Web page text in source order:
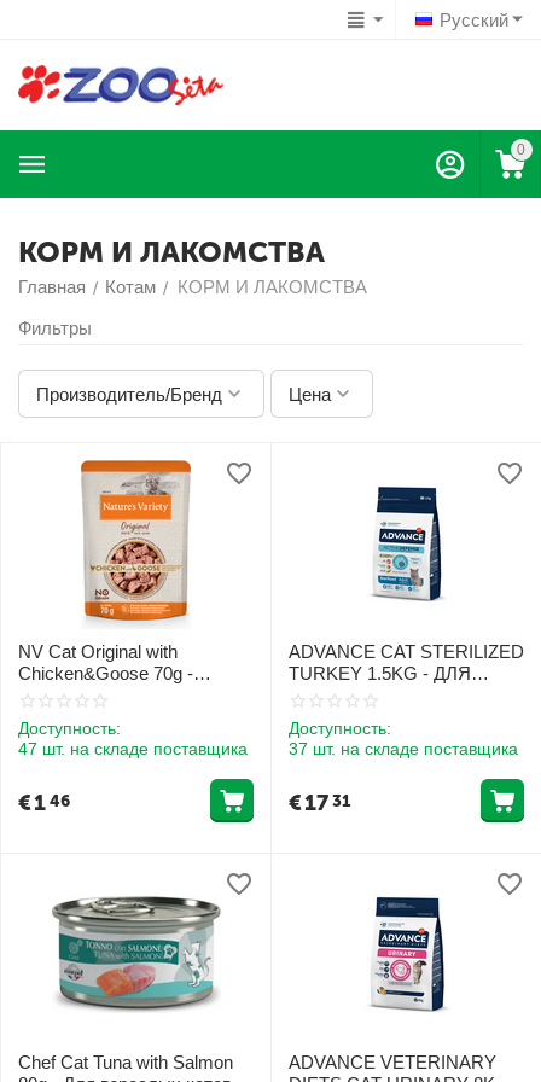
Русский
0
КОРМ И ЛАКОМСТВА
Главная / Котам / КОРМ И ЛАКОМСТВА
Фильтры
Производитель/Бренд Цена
NV Cat Original with
Chicken&Goose 70g -
Консервы с курицей и гусем
Доступность:
47 шт. на складе поставщика
€146
ADVANCE CAT STERILIZED
TURKEY 1.5KG - ДЛЯ
СТЕРИЛИЗОВАННЫХ
Доступность:
37 шт. на складе поставщика
€1731
Chef Cat Tuna with Salmon
ADVANCE VETERINARY